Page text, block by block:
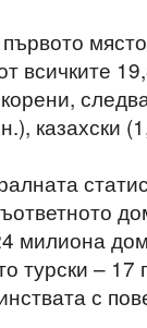
всичките
казахски
милиона
турски –
с